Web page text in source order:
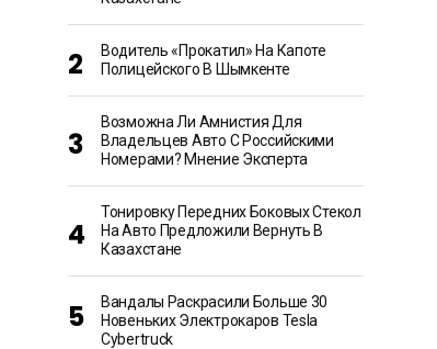
Водитель «прокатил» На Капоте
Полицейского В Шымкенте
Возможна Ли Амнистия Для
Владельцев Авто С Российскими
Номерами? Мнение Эксперта
Тонировку Передних Боковых Стекол
На Авто Предложили Вернуть В
Казахстане
Вандалы Раскрасили Больше 30
Новеньких Электрокаров Tesla
Cybertruck